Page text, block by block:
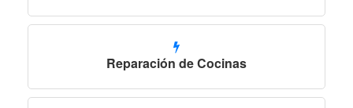
Reparación de Cocinas